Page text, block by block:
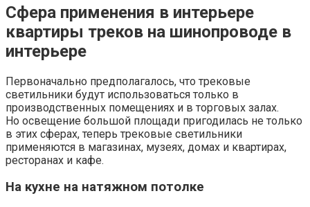
Сфера применения в интерьере
квартиры треков на шинопроводе в
интерьере
Первоначально предполагалось, что трековые
светильники будут использоваться только в
производственных помещениях и в торговых залах.
Но освещение большой площади пригодилась не только
в этих сферах, теперь трековые светильники
применяются в магазинах, музеях, домах и квартирах,
ресторанах и кафе.
На кухне на натяжном потолке